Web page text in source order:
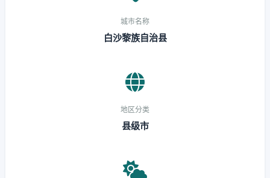
城市名称
白沙黎族自治县
地区分类
县级市